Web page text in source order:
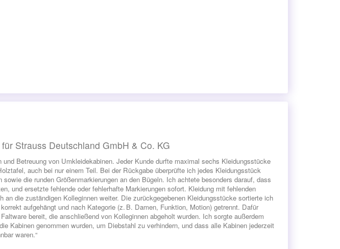
Strauss Deutschland GmbH & Co. KG
Betreuung von Umkleidekabinen. Jeder Kunde durfte maximal sechs Kleidungsstücke
auch bei nur einem Teil. Bei der Rückgabe überprüfte ich jedes Kleidungsstück
die runden Größenmarkierungen an den Bügeln. Ich achtete besonders darauf, dass
und ersetzte fehlende oder fehlerhafte Markierungen sofort. Kleidung mit fehlenden
an die zuständigen Kolleginnen weiter. Die zurückgegebenen Kleidungsstücke sortierte ich
aufgehängt und nach Kategorie (z. B. Damen, Funktion, Motion) getrennt. Dafür
bereit, die anschließend von Kolleginnen abgeholt wurden. Ich sorgte außerdem
Kabinen genommen wurden, um Diebstahl zu verhindern, und dass alle Kabinen jederzeit
waren.“